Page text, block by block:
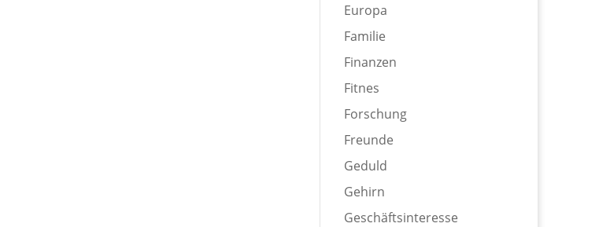
Europa
Familie
Finanzen
Fitnes
Forschung
Freunde
Geduld
Gehirn
Geschäftsinteresse